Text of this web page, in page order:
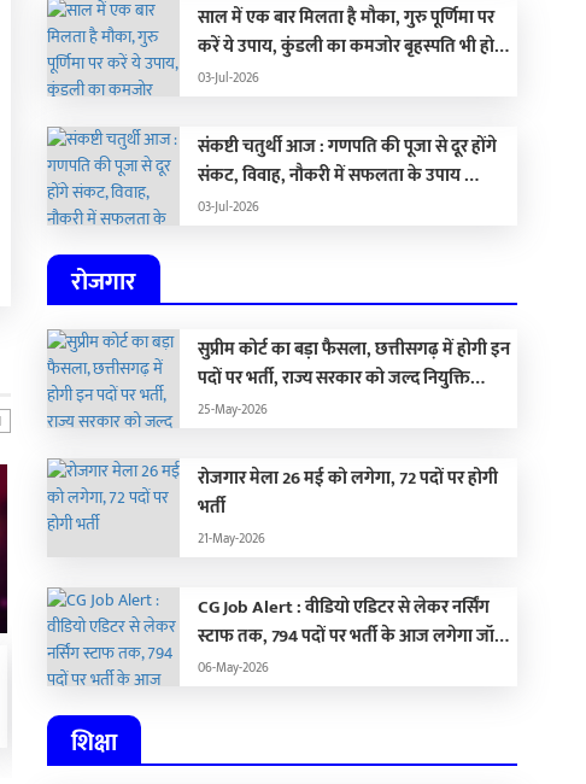
21 June 2026 Horoscope :
ऐसा रहेगा आज राशियों का हाल
और ग्रहों की चाल, जानिए अपना
राशिफल
21-Jun-2026
जानिए अपना राशिफल …
साल में एक बार मिलता है मौका, गुरु पूर्णिमा पर
करें ये उपाय, कुंडली का कमजोर बृहस्पति भी हो
जाएगा मजबूत …
03-Jul-2026
संकष्टी चतुर्थी आज : गणपति की पूजा से दूर होंगे
संकट, विवाह, नौकरी में सफलता के उपाय …
03-Jul-2026
रोजगार
सुप्रीम कोर्ट का बड़ा फैसला, छत्तीसगढ़ में होगी इन
पदों पर भर्ती, राज्य सरकार को जल्द नियुक्ति
प्रक्रिया पूरा करने के दिए निर्देश…
25-May-2026
रोजगार मेला 26 मई को लगेगा, 72 पदों पर होगी
भर्ती
21-May-2026
CG Job Alert : वीडियो एडिटर से लेकर नर्सिंग
स्टाफ तक, 794 पदों पर भर्ती के आज लगेगा जॉब
फेयर
06-May-2026
शिक्षा